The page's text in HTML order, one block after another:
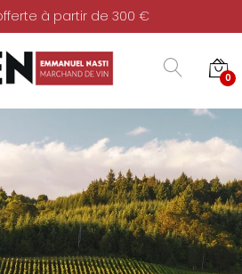
à partir de 300 €
0